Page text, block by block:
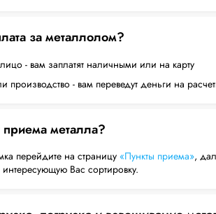
за металлолом?
- вам заплатят наличными или на карту
производство - вам переведут деньги на
приема металла?
перейдите на страницу «Пункты приема»,
Вас сортировку.